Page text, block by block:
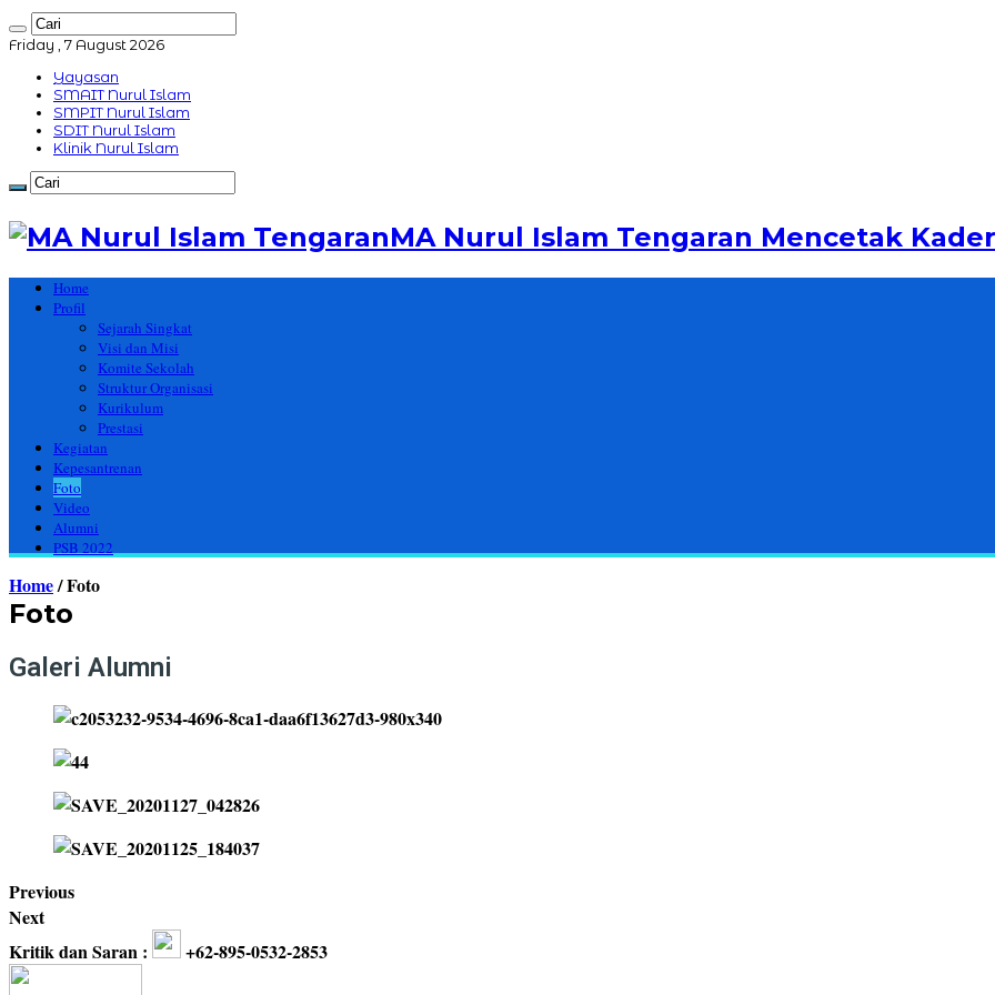
Friday , 7 August 2026
Yayasan
SMAIT Nurul Islam
SMPIT Nurul Islam
SDIT Nurul Islam
Klinik Nurul Islam
MA Nurul Islam Tengaran Mencetak
Home
Profil
Sejarah Singkat
Visi dan Misi
Komite Sekolah
Struktur Organisasi
Kurikulum
Prestasi
Kegiatan
Kepesantrenan
Foto
Video
Alumni
PSB 2022
Home/Foto
Foto
Galeri Alumni
Previous
Next
Kritik dan Saran :
+62-895-0532-2853